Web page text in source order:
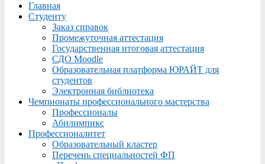
Menu
Главная
Студенту
Заказ справок
Промежуточная аттестация
Государственная итоговая аттестация
СДО Moodle
Образовательная платформа ЮРАЙТ для
студентов
Электронная библиотека
Чемпионаты профессионального мастерства
Профессионалы
Абилимпикс
Профессионалитет
Образовательный кластер
Перечень специальностей ФП